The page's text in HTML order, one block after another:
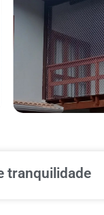
tranquilidade